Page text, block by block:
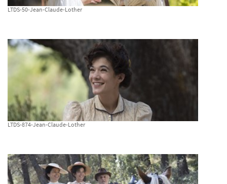
LTDS-50-Jean-Claude-Lother
LTDS-874-Jean-Claude-Lother